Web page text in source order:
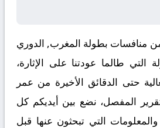
منافسات بطولة المغرب, الدوري
التي طالما عودتنا على الإثارة،
حتى الدقائق الأخيرة من عمر
المفصل، نضع بين أيديكم كل
والمعلومات التي تبحثون عنها قبل